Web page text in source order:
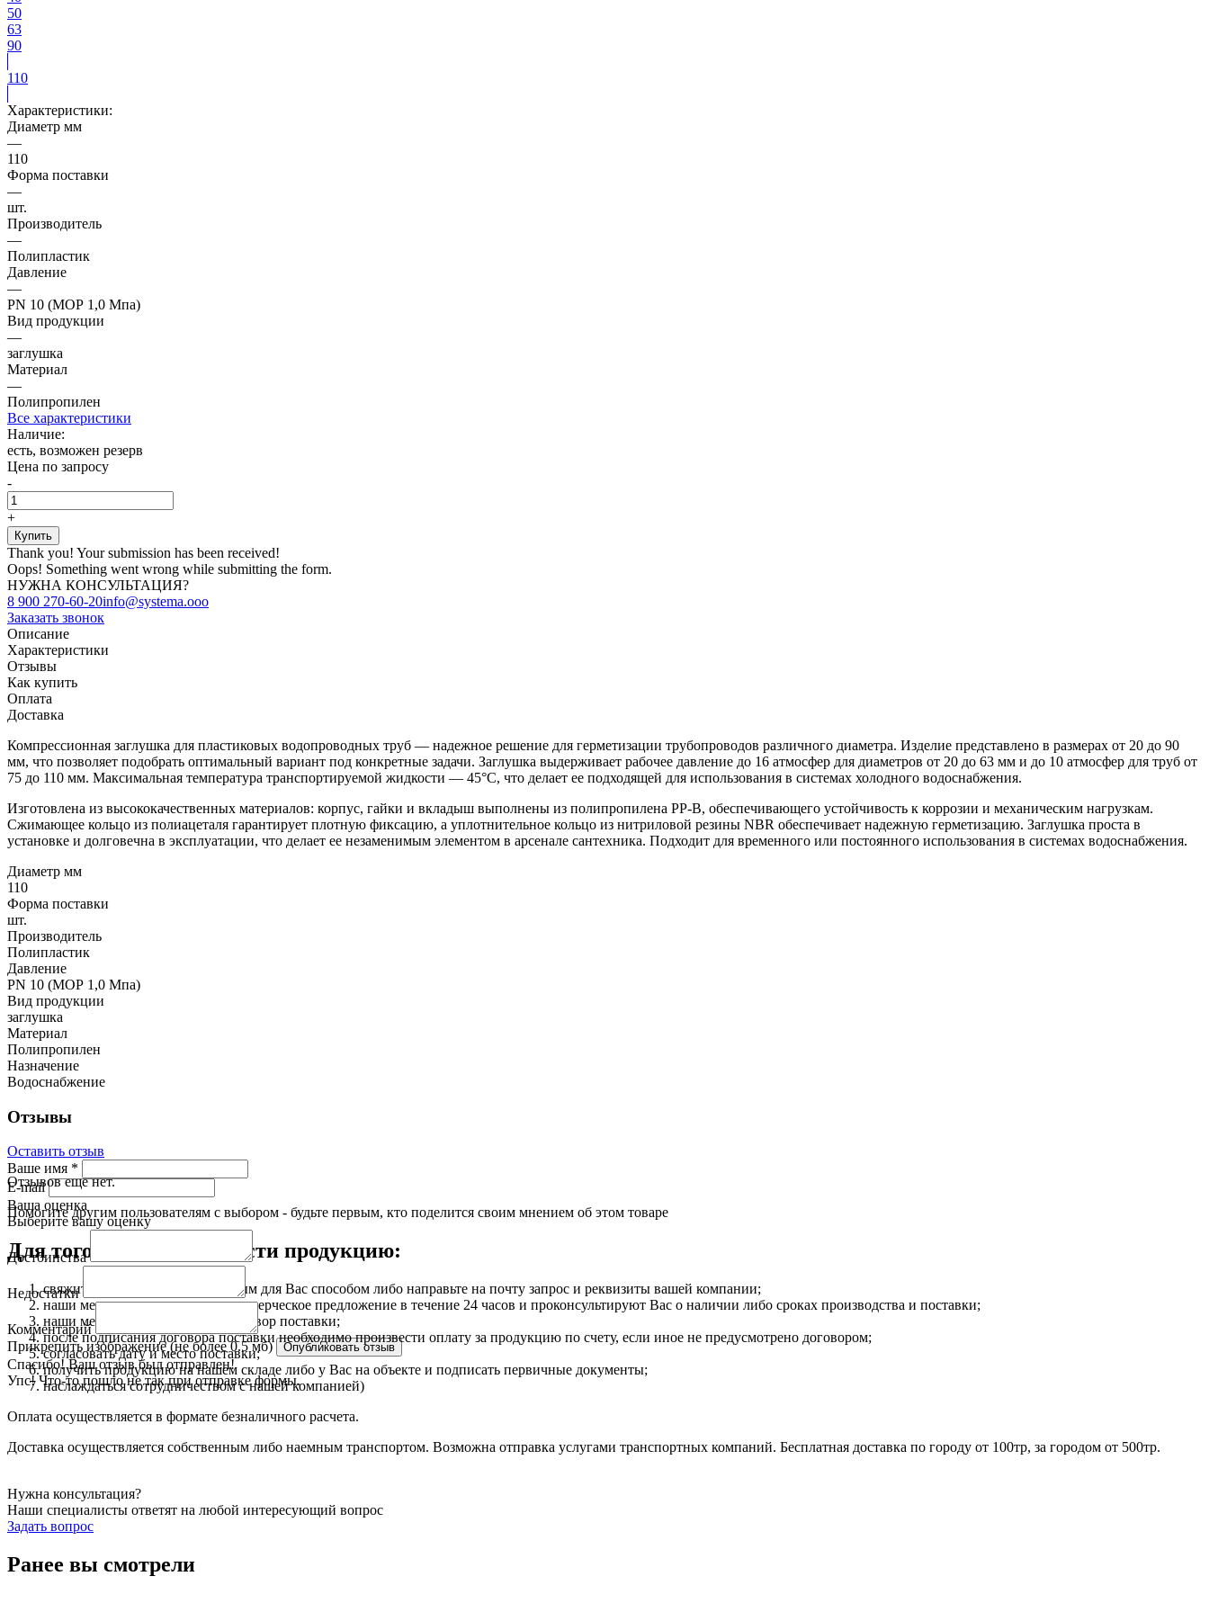
50
63
90
110
Характеристики:
Диаметр мм
—
110
Форма поставки
—
шт.
Производитель
—
Полипластик
Давление
—
PN 10 (МОР 1,0 Мпа)
Вид продукции
—
заглушка
Материал
—
Полипропилен
Все характеристики
Наличие:
есть, возможен резерв
Цена по запросу
-
+
Thank you! Your submission has been received!
Oops! Something went wrong while submitting the form.
НУЖНА КОНСУЛЬТАЦИЯ?
8 900 270-60-20info@systema.ooo
Заказать звонок
Описание
Характеристики
Отзывы
Как купить
Оплата
Доставка
Компрессионная заглушка для пластиковых водопроводных труб — надежное решение для герметизации трубопроводов различного диаметра. Изделие представлено в размерах от 20 до 90
мм, что позволяет подобрать оптимальный вариант под конкретные задачи. Заглушка выдерживает рабочее давление до 16 атмосфер для диаметров от 20 до 63 мм и до 10 атмосфер для труб от
75 до 110 мм. Максимальная температура транспортируемой жидкости — 45°С, что делает ее подходящей для использования в системах холодного водоснабжения.
Изготовлена из высококачественных материалов: корпус, гайки и вкладыш выполнены из полипропилена РР-В, обеспечивающего устойчивость к коррозии и механическим нагрузкам.
Сжимающее кольцо из полиацеталя гарантирует плотную фиксацию, а уплотнительное кольцо из нитриловой резины NBR обеспечивает надежную герметизацию. Заглушка проста в
установке и долговечна в эксплуатации, что делает ее незаменимым элементом в арсенале сантехника. Подходит для временного или постоянного использования в системах водоснабжения.
Диаметр мм
110
Форма поставки
шт.
Производитель
Полипластик
Давление
PN 10 (МОР 1,0 Мпа)
Вид продукции
заглушка
Материал
Полипропилен
Назначение
Водоснабжение
Отзывы
Оставить отзыв
Ваше имя *
E-mail
Ваша оценка
Выберите вашу оценку
Достоинства
Недостатки
Комментарий
Прикрепить изображение (не более 0.5 мб)
Спасибо! Ваш отзыв был отправлен!
Упс! Что-то пошло не так при отправке формы.
Отзывов еще нет.
Помогите другим пользователям с выбором - будьте первым, кто поделится своим мнением об этом товаре
Для того чтобы приобрести продукцию:
свяжитесь с нами любым удобным для Вас способом либо направьте на почту запрос и реквизиты вашей компании;
наши менеджеры подготовят коммерческое предложение в течение 24 часов и проконсультируют Вас о наличии либо сроках производства и поставки;
наши менеджеры подготовят договор поставки;
после подписания договора поставки необходимо произвести оплату за продукцию по счету, если иное не предусмотрено договором;
согласовать дату и место поставки;
получить продукцию на нашем складе либо у Вас на объекте и подписать первичные документы;
наслаждаться сотрудничеством с нашей компанией)
Оплата осуществляется в формате безналичного расчета.
Доставка осуществляется собственным либо наемным транспортом. Возможна отправка услугами транспортных компаний. Бесплатная доставка по городу от 100тр, за городом от 500тр.
Нужна консультация?
Наши специалисты ответят на любой интересующий вопрос
Задать вопрос
Ранее вы смотрели